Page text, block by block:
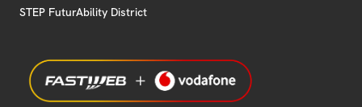
STEP FuturAbility District